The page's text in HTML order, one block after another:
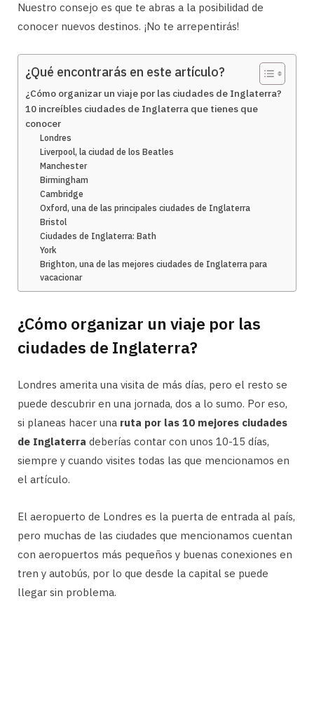
Nuestro consejo es que te abras a la posibilidad de
conocer nuevos destinos. ¡No te arrepentirás!
¿Qué encontrarás en este artículo?
¿Cómo organizar un viaje por las ciudades de Inglaterra?
10 increíbles ciudades de Inglaterra que tienes que
conocer
Londres
Liverpool, la ciudad de los Beatles
Manchester
Birmingham
Cambridge
Oxford, una de las principales ciudades de Inglaterra
Bristol
Ciudades de Inglaterra: Bath
York
Brighton, una de las mejores ciudades de Inglaterra para
vacacionar
¿Cómo organizar un viaje por las
ciudades de Inglaterra?
Londres amerita una visita de más días, pero el resto se
puede descubrir en una jornada, dos a lo sumo. Por eso,
si planeas hacer una ruta por las 10 mejores ciudades
de Inglaterra deberías contar con unos 10-15 días,
siempre y cuando visites todas las que mencionamos en
el artículo.
El aeropuerto de Londres es la puerta de entrada al país,
pero muchas de las ciudades que mencionamos cuentan
con aeropuertos más pequeños y buenas conexiones en
tren y autobús, por lo que desde la capital se puede
llegar sin problema.